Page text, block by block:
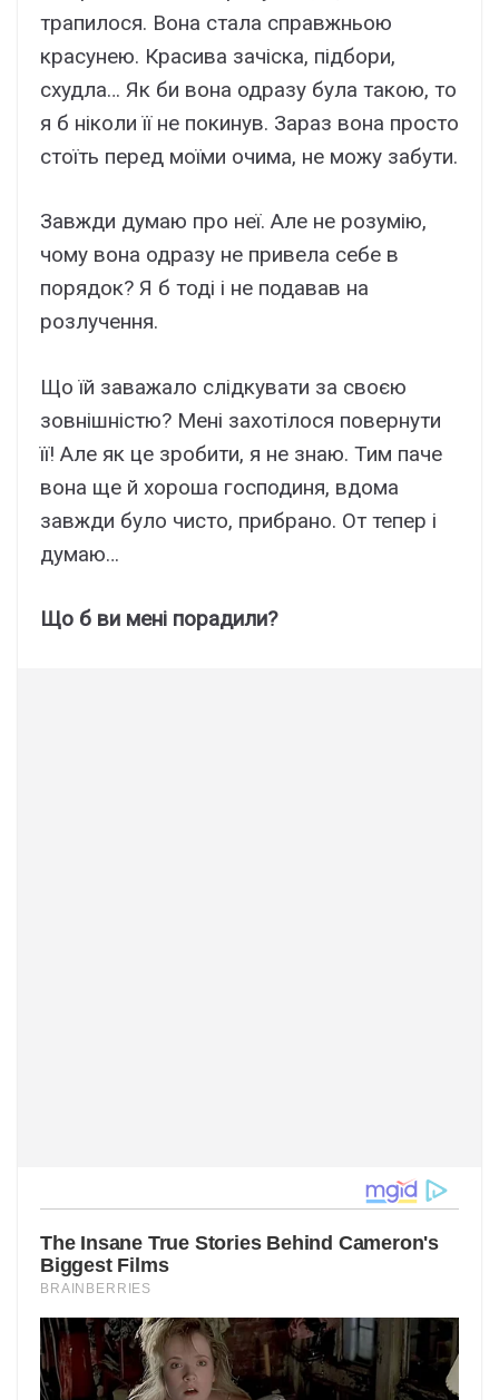
трапилося. Вона стала справжньою
красунею. Красива зачіска, підбори,
схудла… Як би вона одразу була такою, то
я б ніколи її не покинув. Зараз вона просто
стоїть перед моїми очима, не можу забути.
Завжди думаю про неї. Але не розумію,
чому вона одразу не привела себе в
порядок? Я б тоді і не подавав на
розлучення.
Що їй заважало слідкувати за своєю
зовнішністю? Мені захотілося повернути
її! Але як це зробити, я не знаю. Тим паче
вона ще й хороша господиня, вдома
завжди було чисто, прибрано. От тепер і
думаю…
Що б ви мені порадили?